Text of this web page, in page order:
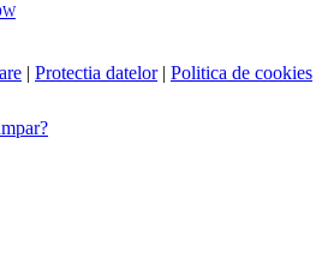
| Protectia datelor| Politica de cookies